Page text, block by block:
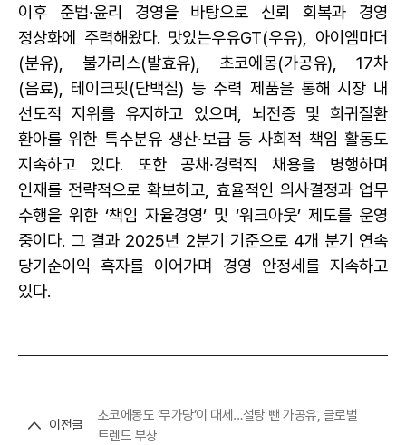
이후 준법∙윤리 경영을 바탕으로 신뢰 회복과 경영
정상화에 주력해왔다. 맛있는우유GT(우유), 아이엠마더
(분유), 불가리스(발효유), 초코에몽(가공유), 17차
(음료), 테이크핏(단백질) 등 주력 제품을 통해 시장 내
선도적 지위를 유지하고 있으며, 뇌전증 및 희귀질환
환아를 위한 특수분유 생산∙보급 등 사회적 책임 활동도
지속하고 있다. 또한 공채∙경력직 채용을 병행하며
인재를 전략적으로 확보하고, 효율적인 의사결정과 업무
수행을 위한 ‘책임 자율경영’ 및 ‘워크아웃’ 제도를 운영
중이다. 그 결과 2025년 2분기 기준으로 4개 분기 연속
당기순이익 흑자를 이어가며 경영 안정세를 지속하고
있다.
이전글
초코에몽도 ‘무가당’이 대세…설탕 뺀 가공유, 글로벌
트렌드 부상